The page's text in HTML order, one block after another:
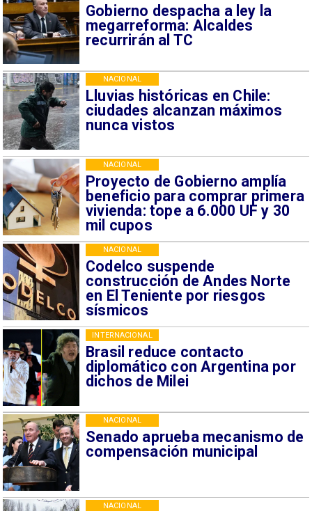
Gobierno despacha a ley la
megarreforma: Alcaldes
recurrirán al TC
Lluvias históricas en Chile:
ciudades alcanzan máximos
nunca vistos
NACIONAL
Proyecto de Gobierno amplía
beneficio para comprar primera
vivienda: tope a 6.000 UF y 30
mil cupos
NACIONAL
Codelco suspende
construcción de Andes Norte
en El Teniente por riesgos
sísmicos
NACIONAL
Brasil reduce contacto
diplomático con Argentina por
dichos de Milei
INTERNACIONAL
Senado aprueba mecanismo de
compensación municipal
NACIONAL
NACIONAL